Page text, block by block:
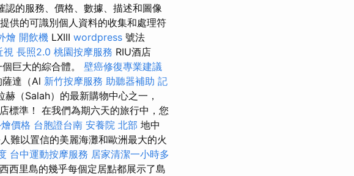
認的服務、價格、數據、描述和圖像
供的可識別個人資料的收集和處理符
燴 開飲機 LXIII wordpress 號法
視 長照2.0 桃園按摩服務 RIU酒店
巨大的綜合體。 壁癌修復專業建議
達（Al 新竹按摩服務 助聽器補助 記
赫（Salah）的最新購物中心之一，
標準！ 在我們為期六天的旅行中，您
價格 台胞證台南 安養院 北部 地中
難以置信的美麗海灘和歐洲最大的火
台中運動按摩服務 居家清潔一小時多
西西里島的幾乎每個定居點都展示了島